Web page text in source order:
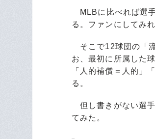
MLBに比べれば選
る。ファンにしてみ
そこで12球団の「
お、最初に所属した
「人的補償＝人的」
る。
但し書きがない選
てみた。